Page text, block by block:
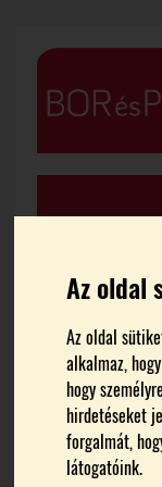
Az oldal
Az oldal
alkalmaz,
hogy
hirdetéseket
forgalmát,
látogatóink.
FŐOLDAL
A
illatos